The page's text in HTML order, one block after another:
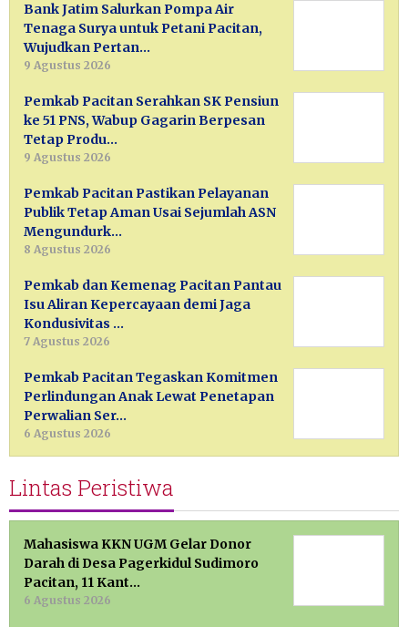
Bank Jatim Salurkan Pompa Air
Tenaga Surya untuk Petani Pacitan,
Wujudkan Pertan…
9 Agustus 2026
Pemkab Pacitan Serahkan SK Pensiun
ke 51 PNS, Wabup Gagarin Berpesan
Tetap Produ…
9 Agustus 2026
Pemkab Pacitan Pastikan Pelayanan
Publik Tetap Aman Usai Sejumlah ASN
Mengundurk…
8 Agustus 2026
Pemkab dan Kemenag Pacitan Pantau
Isu Aliran Kepercayaan demi Jaga
Kondusivitas …
7 Agustus 2026
Pemkab Pacitan Tegaskan Komitmen
Perlindungan Anak Lewat Penetapan
Perwalian Ser…
6 Agustus 2026
Lintas Peristiwa
Mahasiswa KKN UGM Gelar Donor
Darah di Desa Pagerkidul Sudimoro
Pacitan, 11 Kant…
6 Agustus 2026